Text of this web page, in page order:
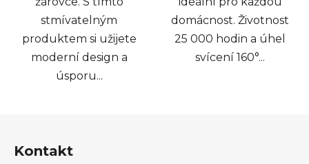
stmívatelným
produktem si užijete
moderní design a
úsporu...
domácnost. Životnost
25 000 hodin a úhel
svícení 160°...
Kontakt